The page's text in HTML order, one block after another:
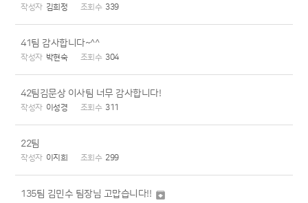
김희정 339
41팀 감사합니다~^^
박현숙 304
42팀김문상 이사팀 너무 감사합니다!
이성경 311
22팀
이지희 299
135팀 김민수 팀장님 고맙습니다!! 